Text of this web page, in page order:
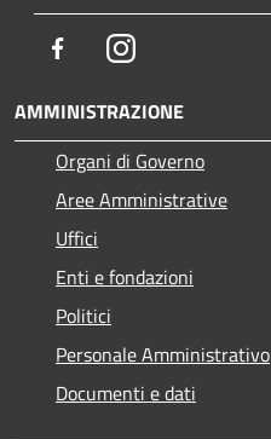
FacebookInstagram
AMMINISTRAZIONE
Organi di Governo
Aree Amministrative
Uffici
Enti e fondazioni
Politici
Personale Amministrativo
Documenti e dati